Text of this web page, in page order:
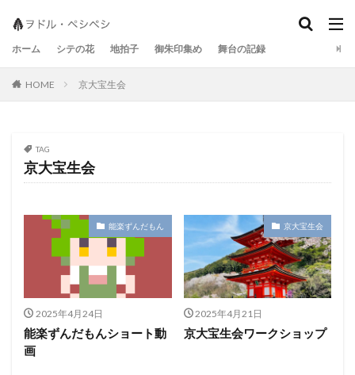
ホーム シテの花 地拍子 御朱印集め 舞台の記録
HOME 京大宝生会
TAG
京大宝生会
能楽ずんだもん
2025年4月24日
能楽ずんだもんショート動
画
京大宝生会
2025年4月21日
京大宝生会ワークショップ
地拍子 シテの花 宝生流